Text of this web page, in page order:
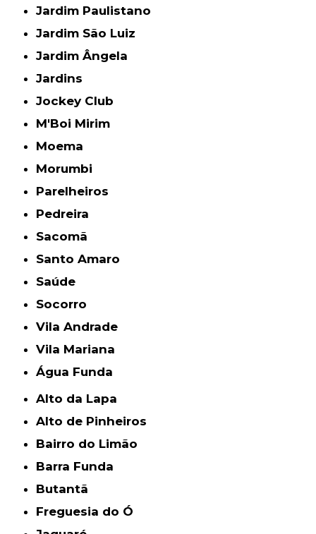
Jardim Paulistano
Jardim São Luiz
Jardim Ângela
Jardins
Jockey Club
M'Boi Mirim
Moema
Morumbi
Parelheiros
Pedreira
Sacomã
Santo Amaro
Saúde
Socorro
Vila Andrade
Vila Mariana
Água Funda
Alto da Lapa
Alto de Pinheiros
Bairro do Limão
Barra Funda
Butantã
Freguesia do Ó